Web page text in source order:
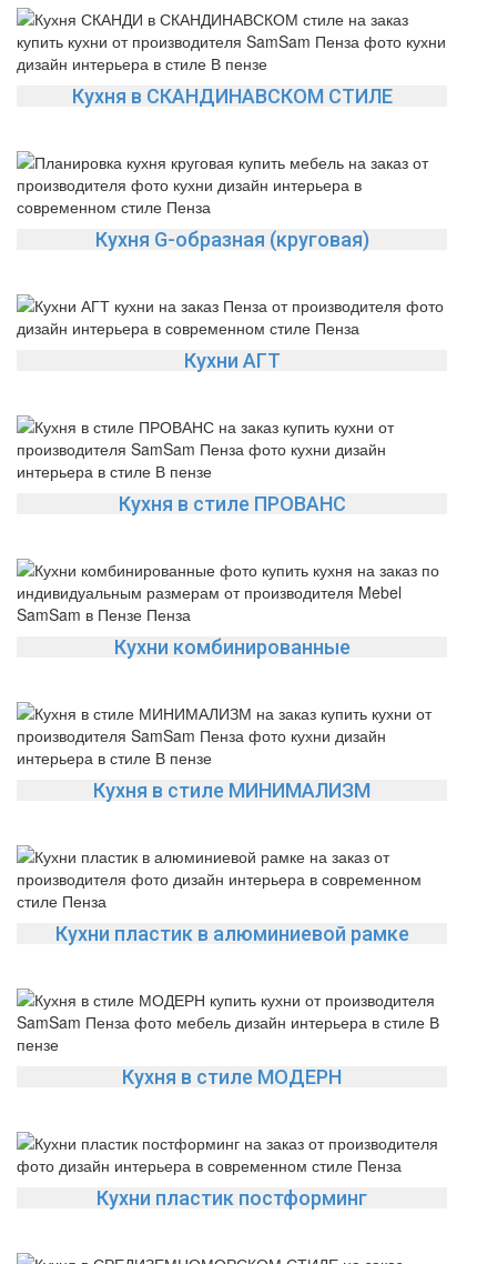
Кухня в СКАНДИНАВСКОМ СТИЛЕ
Кухня G-образная (круговая)
Кухни АГТ
Кухня в стиле ПРОВАНС
Кухни комбинированные
Кухня в стиле МИНИМАЛИЗМ
Кухни пластик в алюминиевой рамке
Кухня в стиле МОДЕРН
Кухни пластик постформинг
Да Изменить